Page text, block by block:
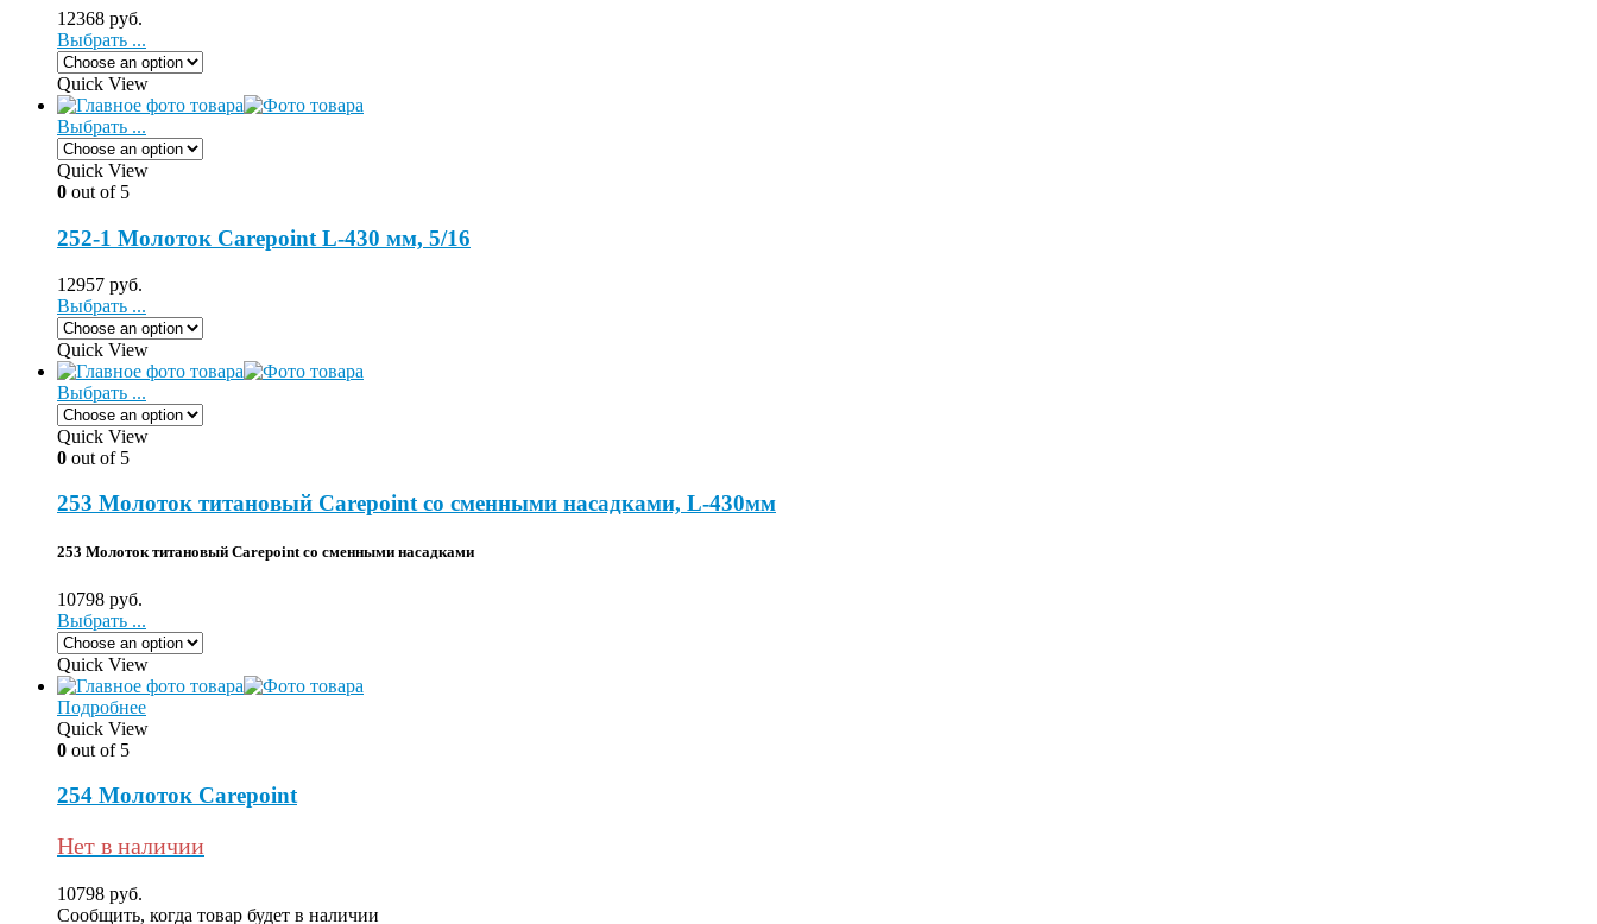
12368 руб.
Выбрать ...
Quick View
Выбрать ...
Quick View
0 out of 5
252-1 Молоток Carepoint L-430 мм, 5/16
12957 руб.
Выбрать ...
Quick View
Выбрать ...
Quick View
0 out of 5
253 Молоток титановый Carepoint со сменными насадками, L-430мм
253 Молоток титановый Carepoint со сменными насадками
10798 руб.
Выбрать ...
Quick View
Подробнее
Quick View
0 out of 5
254 Молоток Carepoint
Нет в наличии
10798 руб.
Сообщить, когда товар будет в наличии